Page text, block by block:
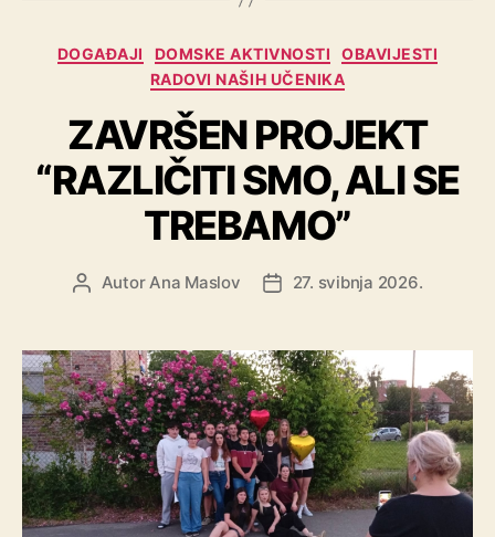
DOGAĐAJI DOMSKE AKTIVNOSTI
OBAVIJESTI
RADOVI NAŠIH UČENIKA
ZAVRŠEN PROJEKT
“RAZLIČITI SMO, ALI SE
TREBAMO”
Autor Ana Maslov 27. svibnja 2026.